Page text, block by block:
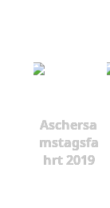
Aschersa
mstagsfa
hrt 2019